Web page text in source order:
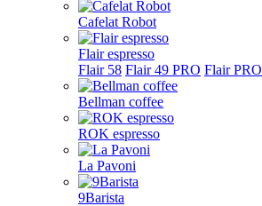
Cafelat Robot
Flair espresso
Flair 58 Flair 49 PRO Flair PRO
Bellman coffee
ROK espresso
La Pavoni
9Barista